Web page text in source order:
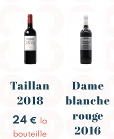
Taillan
2018
24 €
la
bouteille
Dame
blanche
rouge
2016